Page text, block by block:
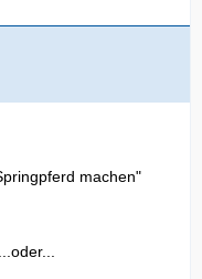
machen"